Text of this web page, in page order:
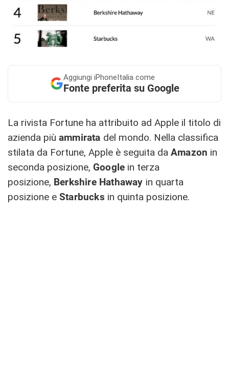
Aggiungi iPhoneItalia come
Fonte preferita su Google
La rivista Fortune ha attribuito ad Apple il titolo di
azienda più ammirata del mondo. Nella classifica
stilata da Fortune, Apple è seguita da Amazon in
seconda posizione, Google in terza
posizione, Berkshire Hathaway in quarta
posizione e Starbucks in quinta posizione.